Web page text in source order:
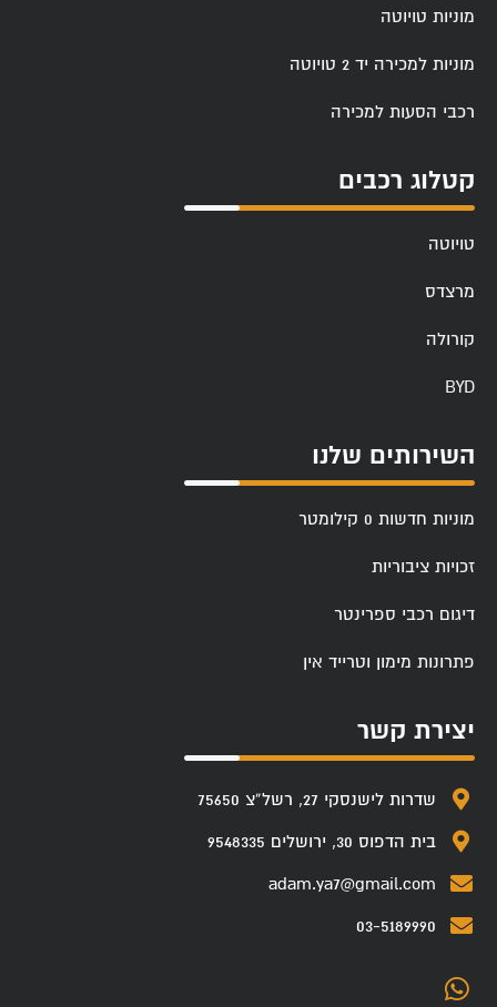
מוניות טויוטה
מוניות למכירה יד 2 טויוטה
רכבי הסעות למכירה
קטלוג רכבים
טויוטה
מרצדס
קורולה
BYD
השירותים שלנו
מוניות חדשות 0 קילומטר
זכויות ציבוריות
דיגום רכבי ספרינטר
פתרונות מימון וטרייד אין
יצירת קשר
שדרות לישנסקי 27, רשל”צ 75650
בית הדפוס 30, ירושלים 9548335
adam.ya7@gmail.com
03-5189990